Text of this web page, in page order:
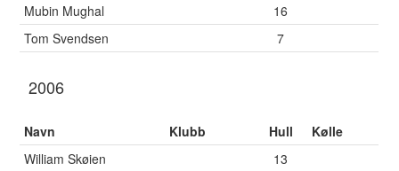
Mubin Mughal
16
Tom Svendsen
7
2006
Navn Klubb Hull
Kølle
William Skøien
13